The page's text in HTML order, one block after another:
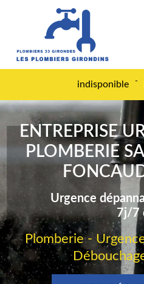
indisponible -
ENTREPRISE
PLOMBERIE
Urgence
7j/7
Plomberie -